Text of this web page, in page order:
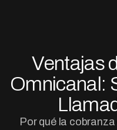
Ventajas
Omnicanal:
Por qué la